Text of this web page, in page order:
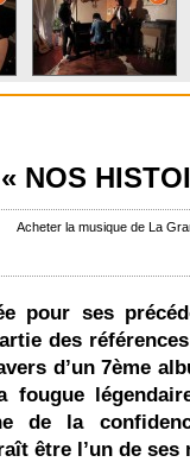
NOS
Acheter la musique de La
pour ses
des
d’un 7ème
de la
être l’un de ses